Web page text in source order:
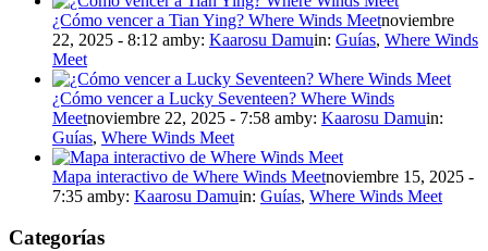
¿Cómo vencer a Tian Ying? Where Winds Meetnoviembre
22, 2025 - 8:12 amby: Kaarosu Damuin: Guías, Where Winds
Meet
¿Cómo vencer a Lucky Seventeen? Where Winds
Meetnoviembre 22, 2025 - 7:58 amby: Kaarosu Damuin:
Guías, Where Winds Meet
Mapa interactivo de Where Winds Meetnoviembre 15, 2025 -
7:35 amby: Kaarosu Damuin: Guías, Where Winds Meet
Categorías